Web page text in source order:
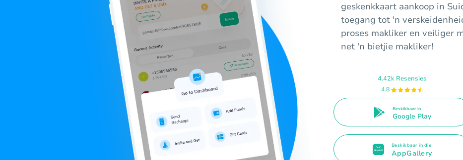
geskenkkaart aankoop in
toegang tot 'n
proses makliker en veiliger
net 'n bietjie makliker!
4.42k Resensies
4.8
Beskikbaar in
Google Play
Beskikbaar in die
AppGallery